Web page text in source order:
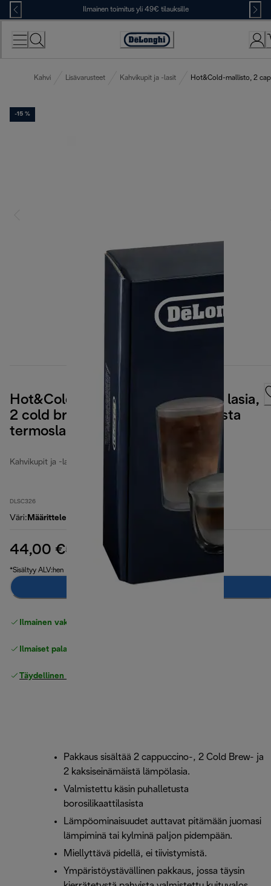
Skip
to
Content
Ilmainen toimitus yli 49€ tilauksille
Accessibility
Kahvi Lisävarusteet Kahvikupit ja -lasit Hot&Cold-mallisto, 2
-15 %
Hot&Cold-mallisto, 2 cappuccino lasia,
2 cold brew lasia, 2 kaksikerroksista
termoslasia
Kahvikupit ja -lasit
DLSC326
Väri: Määrittelemätön
44,00 €51,90 € alkuperäinen hinta 51,90 €
(-15 %)
*Sisältyy ALV:hen
Lisää ostoskoriin
Ilmainen vakiotoimitus
Ilmaiset palautukset
Täydellinen valmistajan takuu
Pakkaus sisältää 2 cappuccino-, 2 Cold Brew- ja
2 kaksiseinämäistä lämpölasia.
Valmistettu käsin puhalletusta
borosilikaattilasista
Lämpöominaisuudet auttavat pitämään juomasi
lämpiminä tai kylminä paljon pidempään.
Miellyttävä pidellä, ei tiivistymistä.
Ympäristöystävällinen pakkaus, jossa täysin